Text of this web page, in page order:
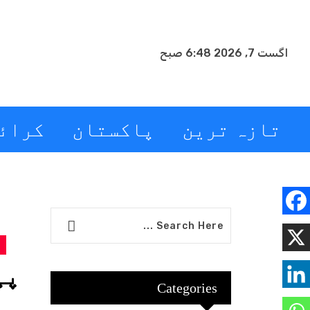
اگست 7, 2026 6:48 صبح
تازہ ترین پاکستان
Categories